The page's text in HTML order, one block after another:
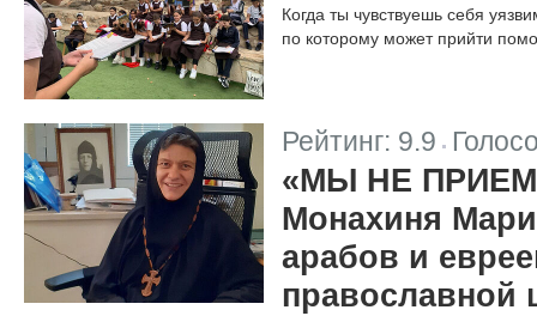
Когда ты чувствуешь себя
по которому может прийти
Рейтинг: 9.9
«МЫ НЕ
Монахиня
арабов и
православной